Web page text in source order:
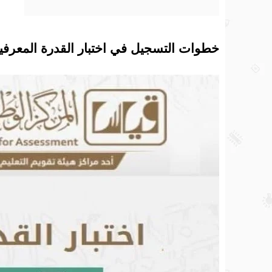
خطوات التسجيل في اختبار القدرة المعرفية